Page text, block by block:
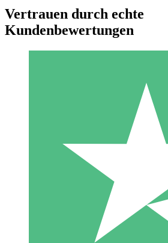
Individuelle
Zahlen Sie nach Bedarf mit
monatliche Verpflichtung
10 00
Vertrauen durch echte
Kundenbewertungen